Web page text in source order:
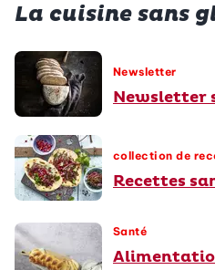
La cuisine sans
Newsletter
Newsletter
collection de
Recettes
Santé